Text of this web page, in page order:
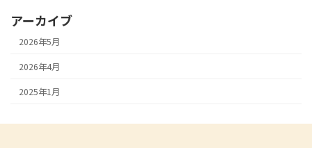
アーカイブ
2026年5月
2026年4月
2025年1月